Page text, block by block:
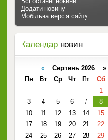
Додати новину
Мобільна версія сайту
Календар новин
«Серпень 2026 »
Пн
Вт Ср Чт Пт Сб
1
3
4 5 6 7 8
10
11 12 13 14 15
17
18 19 20 21 22
24
25 26 27 28 29